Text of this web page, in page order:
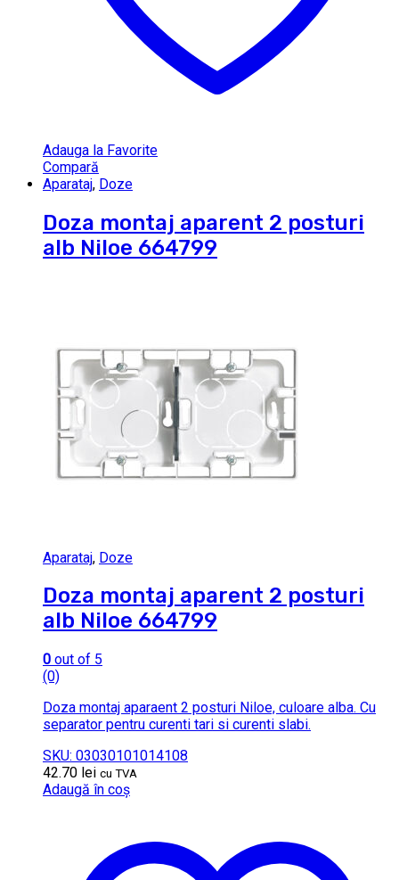
Adauga la Favorite
Compară
Aparataj, Doze
Doza montaj aparent 2 posturi
alb Niloe 664799
Aparataj, Doze
Doza montaj aparent 2 posturi
alb Niloe 664799
0 out of 5
(0)
Doza montaj aparaent 2 posturi Niloe, culoare alba. Cu
separator pentru curenti tari si curenti slabi.
SKU: 03030101014108
42.70 lei cu TVA
Adaugă în coș